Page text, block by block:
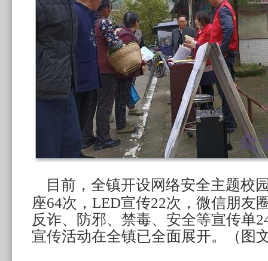
目前，全镇开设网络安全主题校
座64次，LED宣传22次，微信朋友
反诈、防邪、禁毒、安全等宣传单
宣传活动在全镇已全面展开。（ 图